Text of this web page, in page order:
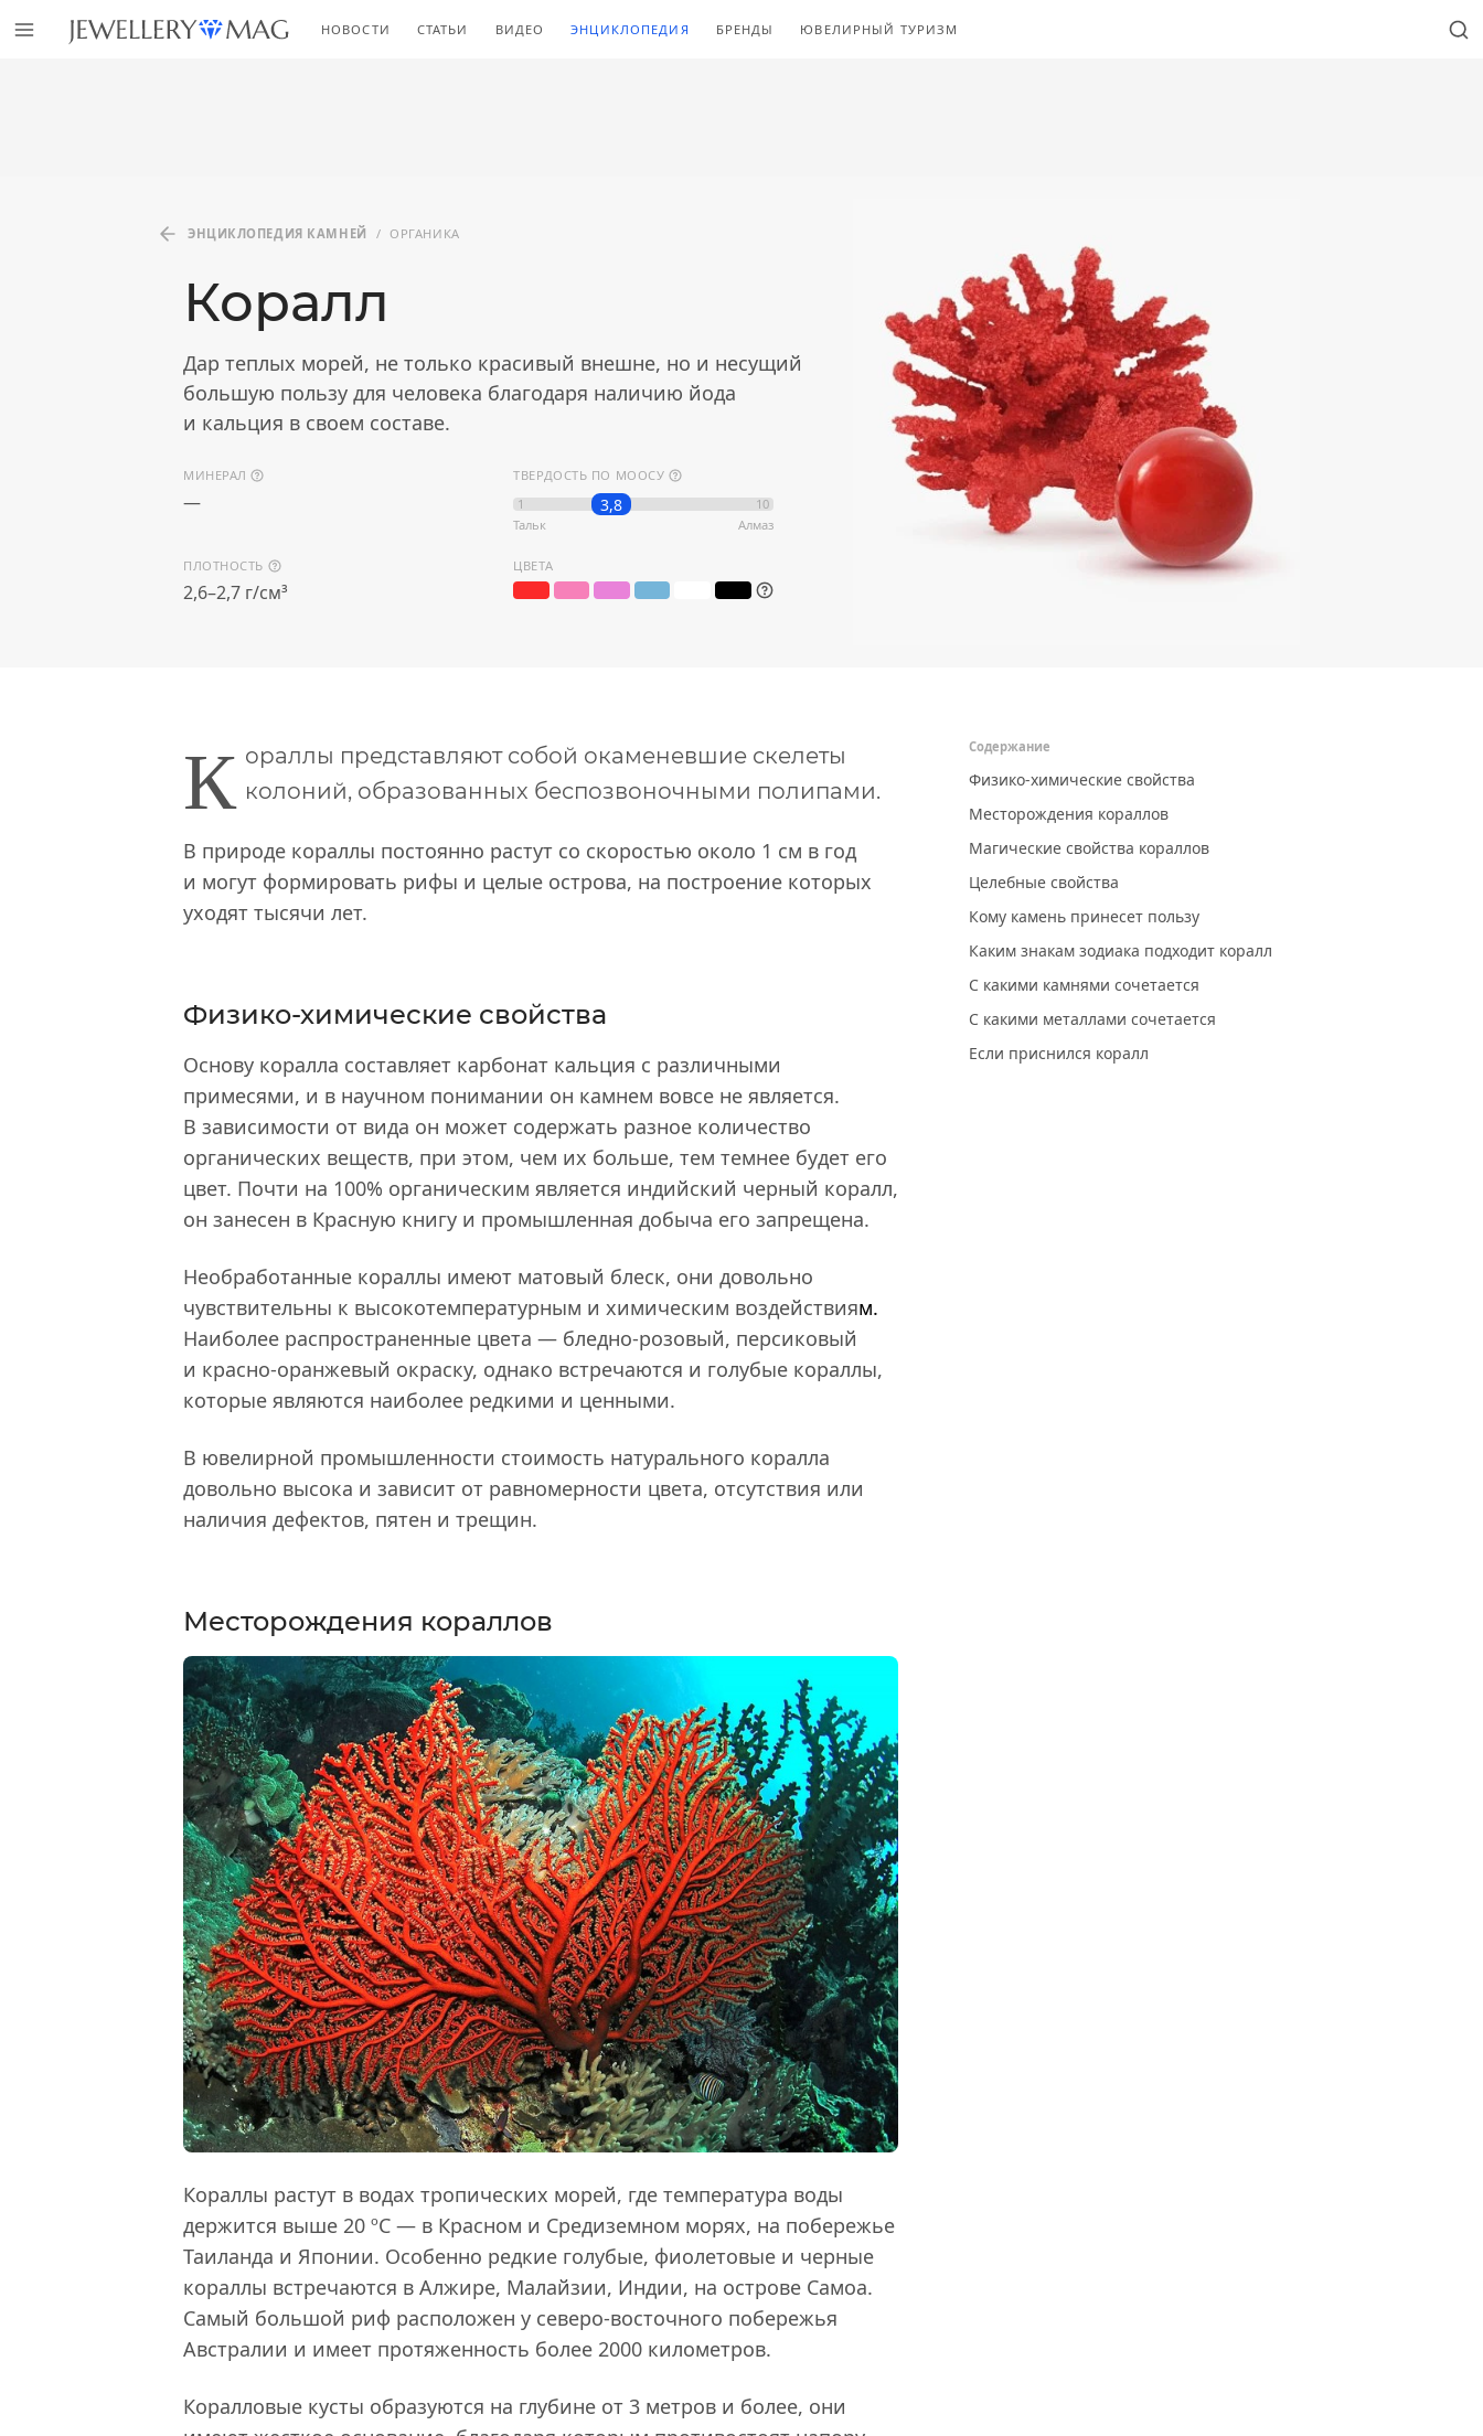
НОВОСТИ СТАТЬИ ВИДЕО ЭНЦИКЛОПЕДИЯ БРЕНДЫ ЮВЕЛИРНЫЙ ТУРИЗМ
ЭНЦИКЛОПЕДИЯ КАМНЕЙ / ОРГАНИКА
Коралл
Дар теплых морей, не только красивый внешне, но и несущий
большую пользу для человека благодаря наличию йода
и кальция в своем составе.
МИНЕРАЛ
—
ПЛОТНОСТЬ
2,6–2,7 г/см³
ТВЕРДОСТЬ ПО МООСУ
1
10
Тальк
Алмаз
3,8
ЦВЕТА
К ораллы представляют собой окаменевшие скелеты
колоний, образованных беспозвоночными полипами.
В природе кораллы постоянно растут со скоростью около 1 см в год
и могут формировать рифы и целые острова, на построение которых
уходят тысячи лет.
Физико-химические свойства
Основу коралла составляет карбонат кальция с различными
примесями, и в научном понимании он камнем вовсе не является.
В зависимости от вида он может содержать разное количество
органических веществ, при этом, чем их больше, тем темнее будет его
цвет. Почти на 100% органическим является индийский черный коралл,
он занесен в Красную книгу и промышленная добыча его запрещена.
Необработанные кораллы имеют матовый блеск, они довольно
чувствительны к высокотемпературным и химическим воздействиям.
Наиболее распространенные цвета — бледно-розовый, персиковый
и красно-оранжевый окраску, однако встречаются и голубые кораллы,
которые являются наиболее редкими и ценными.
В ювелирной промышленности стоимость натурального коралла
довольно высока и зависит от равномерности цвета, отсутствия или
наличия дефектов, пятен и трещин.
Месторождения кораллов
Кораллы растут в водах тропических морей, где температура воды
держится выше 20 ºС — в Красном и Средиземном морях, на побережье
Таиланда и Японии. Особенно редкие голубые, фиолетовые и черные
кораллы встречаются в Алжире, Малайзии, Индии, на острове Самоа.
Самый большой риф расположен у северо-восточного побережья
Австралии и имеет протяженность более 2000 километров.
Коралловые кусты образуются на глубине от 3 метров и более, они
Содержание
Физико-химические свойства
Месторождения кораллов
Магические свойства кораллов
Целебные свойства
Кому камень принесет пользу
Каким знакам зодиака подходит коралл
С какими камнями сочетается
С какими металлами сочетается
Если приснился коралл